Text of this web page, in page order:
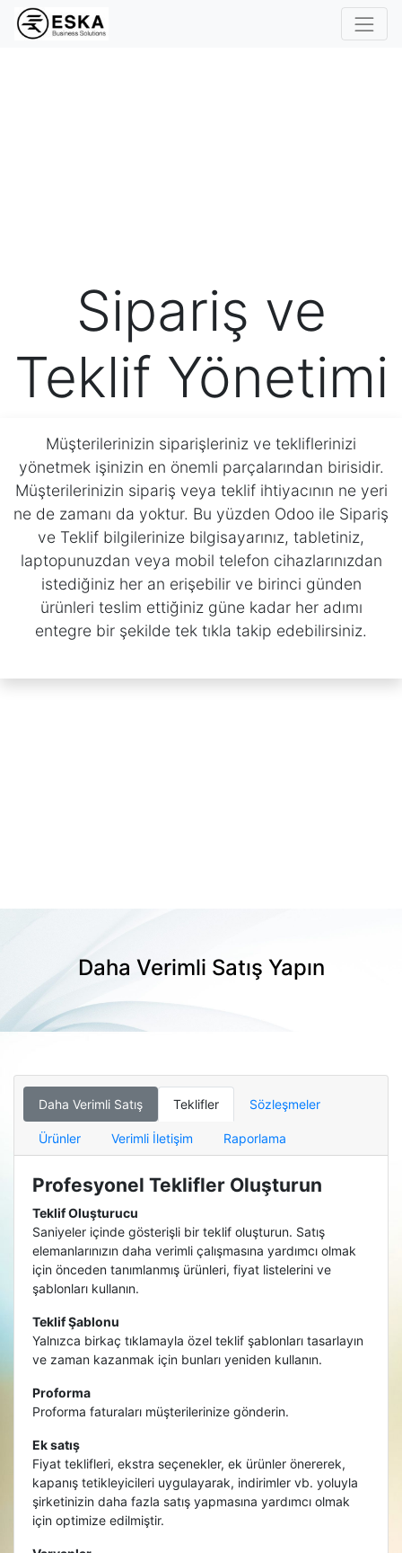
Sipariş ve
Teklif Yönetimi
Müşterilerinizin siparişleriniz ve tekliflerinizi
yönetmek işinizin en önemli parçalarından birisidir.
Müşterilerinizin sipariş veya teklif ihtiyacının ne yeri
ne de zamanı da yoktur. Bu yüzden Odoo ile Sipariş
ve Teklif bilgilerinize bilgisayarınız, tabletiniz,
laptopunuzdan veya mobil telefon cihazlarınızdan
istediğiniz her an erişebilir ve birinci günden
ürünleri teslim ettiğiniz güne kadar her adımı
entegre bir şekilde tek tıkla takip edebilirsiniz.
Daha Verimli Satış Yapın
Daha Verimli Satış Teklifler Sözleşmeler
Ürünler Verimli İletişim Raporlama
Profesyonel Teklifler Oluşturun
Teklif Oluşturucu
Saniyeler içinde gösterişli bir teklif oluşturun. Satış
elemanlarınızın daha verimli çalışmasına yardımcı olmak
için önceden tanımlanmış ürünleri, fiyat listelerini ve
şablonları kullanın.
Teklif Şablonu
Yalnızca birkaç tıklamayla özel teklif şablonları tasarlayın
ve zaman kazanmak için bunları yeniden kullanın.
Proforma
Proforma faturaları müşterilerinize gönderin.
Ek satış
Fiyat teklifleri, ekstra seçenekler, ek ürünler önererek,
kapanış tetikleyicileri uygulayarak, indirimler vb. yoluyla
şirketinizin daha fazla satış yapmasına yardımcı olmak
için optimize edilmiştir.